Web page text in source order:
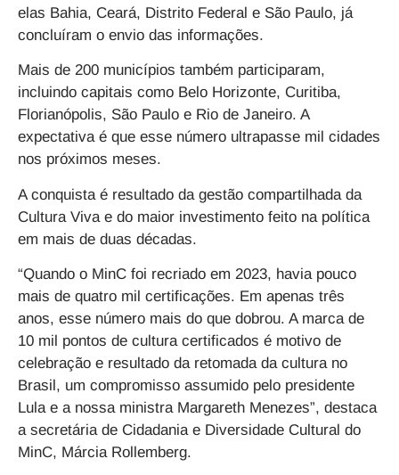
elas Bahia, Ceará, Distrito Federal e São Paulo, já
concluíram o envio das informações.
Mais de 200 municípios também participaram,
incluindo capitais como Belo Horizonte, Curitiba,
Florianópolis, São Paulo e Rio de Janeiro. A
expectativa é que esse número ultrapasse mil cidades
nos próximos meses.
A conquista é resultado da gestão compartilhada da
Cultura Viva e do maior investimento feito na política
em mais de duas décadas.
“Quando o MinC foi recriado em 2023, havia pouco
mais de quatro mil certificações. Em apenas três
anos, esse número mais do que dobrou. A marca de
10 mil pontos de cultura certificados é motivo de
celebração e resultado da retomada da cultura no
Brasil, um compromisso assumido pelo presidente
Lula e a nossa ministra Margareth Menezes”, destaca
a secretária de Cidadania e Diversidade Cultural do
MinC, Márcia Rollemberg.